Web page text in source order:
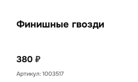
Финишные гвозди
380 ₽
Артикул: 1003517